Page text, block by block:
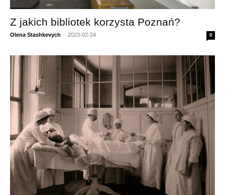
Z jakich bibliotek korzysta Poznań?
Olena Stashkevych - 2023-02-24 0